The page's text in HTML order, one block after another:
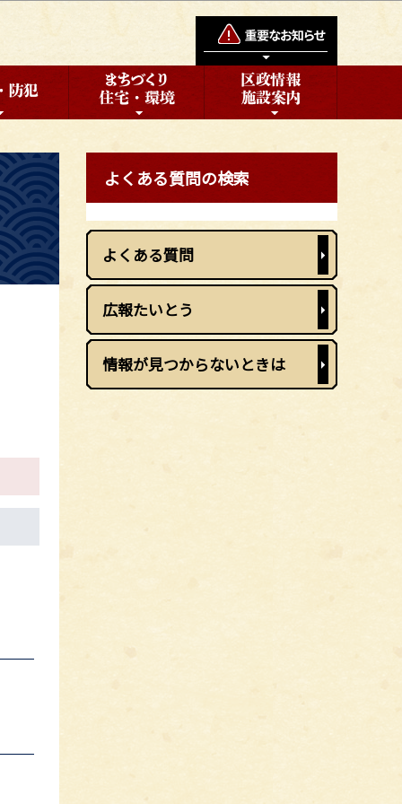
よくある質問の検索
よくある質問
広報たいとう
情報が見つからないときは